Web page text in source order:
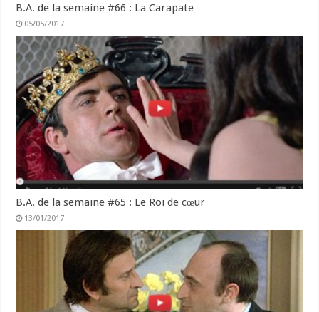
B.A. de la semaine #66 : La Carapate
05/05/2017
B.A. de la semaine #65 : Le Roi de cœur
13/01/2017